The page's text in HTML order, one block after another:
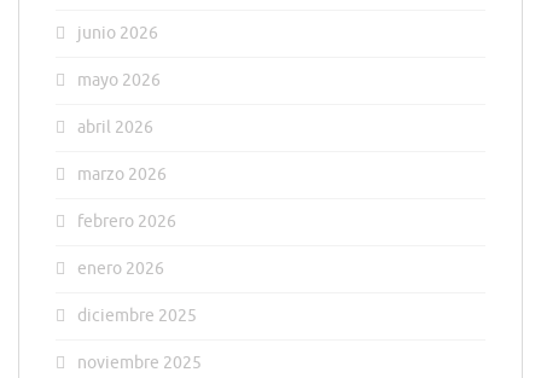
junio 2026
mayo 2026
abril 2026
marzo 2026
febrero 2026
enero 2026
diciembre 2025
noviembre 2025